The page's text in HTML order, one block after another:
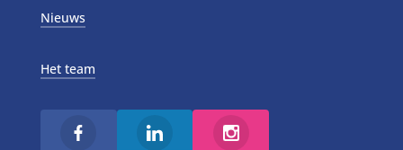
Nieuws
Het team